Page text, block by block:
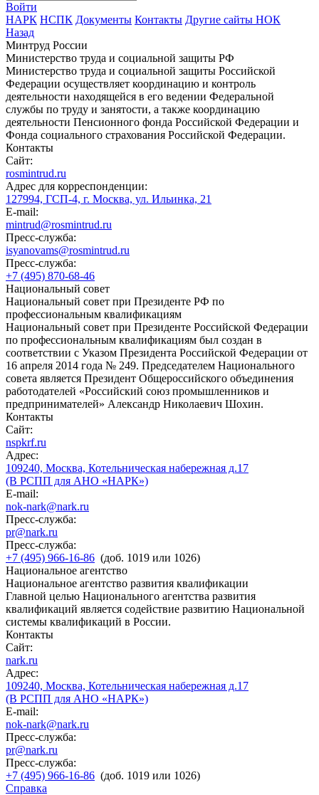
Войти
НАРК НСПК Документы Контакты Другие сайты НОК
Назад
Минтруд России
Министерство труда и социальной защиты РФ
Министерство труда и социальной защиты Российской
Федерации осуществляет координацию и контроль
деятельности находящейся в его ведении Федеральной
службы по труду и занятости, а также координацию
деятельности Пенсионного фонда Российской Федерации и
Фонда социального страхования Российской Федерации.
Контакты
Сайт:
rosmintrud.ru
Адрес для корреспонденции:
127994, ГСП-4, г. Москва, ул. Ильинка, 21
E-mail:
mintrud@rosmintrud.ru
Пресс-служба:
isyanovams@rosmintrud.ru
Пресс-служба:
+7 (495) 870-68-46
Национальный совет
Национальный совет при Президенте РФ по
профессиональным квалификациям
Национальный совет при Президенте Российской Федерации
по профессиональным квалификациям был создан в
соответствии с Указом Президента Российской Федерации от
16 апреля 2014 года № 249. Председателем Национального
совета является Президент Общероссийского объединения
работодателей «Российский союз промышленников и
предпринимателей» Александр Николаевич Шохин.
Контакты
Сайт:
nspkrf.ru
Адрес:
109240, Москва, Котельническая набережная д.17
(В РСПП для АНО «НАРК»)
E-mail:
nok-nark@nark.ru
Пресс-служба:
pr@nark.ru
Пресс-служба:
+7 (495) 966-16-86 (доб. 1019 или 1026)
Национальное агентство
Национальное агентство развития квалификации
Главной целью Национального агентства развития
квалификаций является содействие развитию Национальной
системы квалификаций в России.
Контакты
Сайт:
nark.ru
Адрес:
109240, Москва, Котельническая набережная д.17
(В РСПП для АНО «НАРК»)
E-mail:
nok-nark@nark.ru
Пресс-служба:
pr@nark.ru
Пресс-служба:
+7 (495) 966-16-86 (доб. 1019 или 1026)
Справка